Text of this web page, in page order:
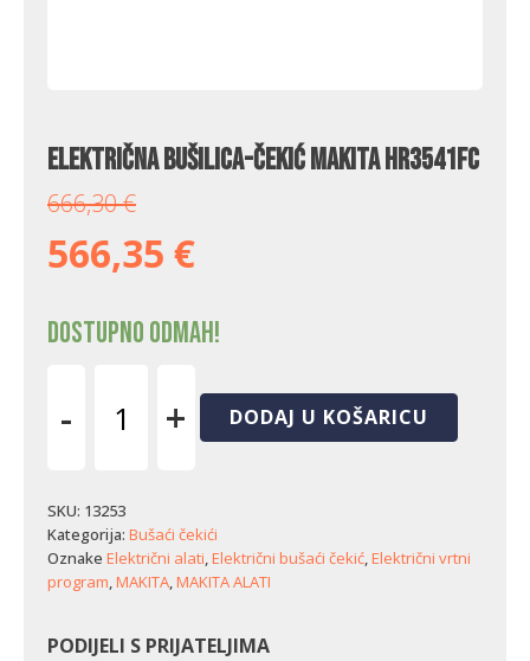
Električna bušilica-čekić Makita HR3541FC
666,30€
566,35 €
Dostupno odmah!
-
Makita
HR3541FC
količina
+ DODAJ U KOŠARICU
SKU: 13253
Kategorija: Bušaći čekići
Oznake Električni alati,Električni bušaći čekić,Električni vrtni
program,MAKITA,MAKITA ALATI
PODIJELI S PRIJATELJIMA